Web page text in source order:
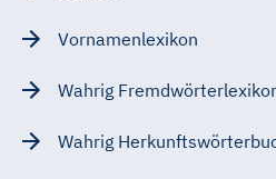
Vornamenlexikon
Wahrig
Wahrig